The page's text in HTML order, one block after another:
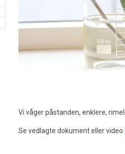
Vi våger påstanden, enklere,
Se vedlagte dokument eller video